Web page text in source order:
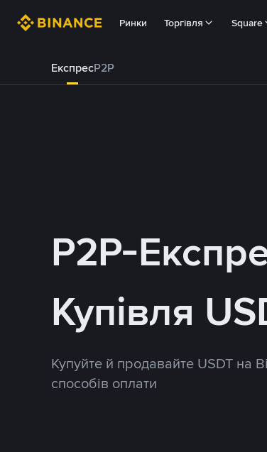
Ринки Торгівля Square
ЕкспресP2P
P2P-
Купівля
Купуйте й продавайте USDT на
способів оплати